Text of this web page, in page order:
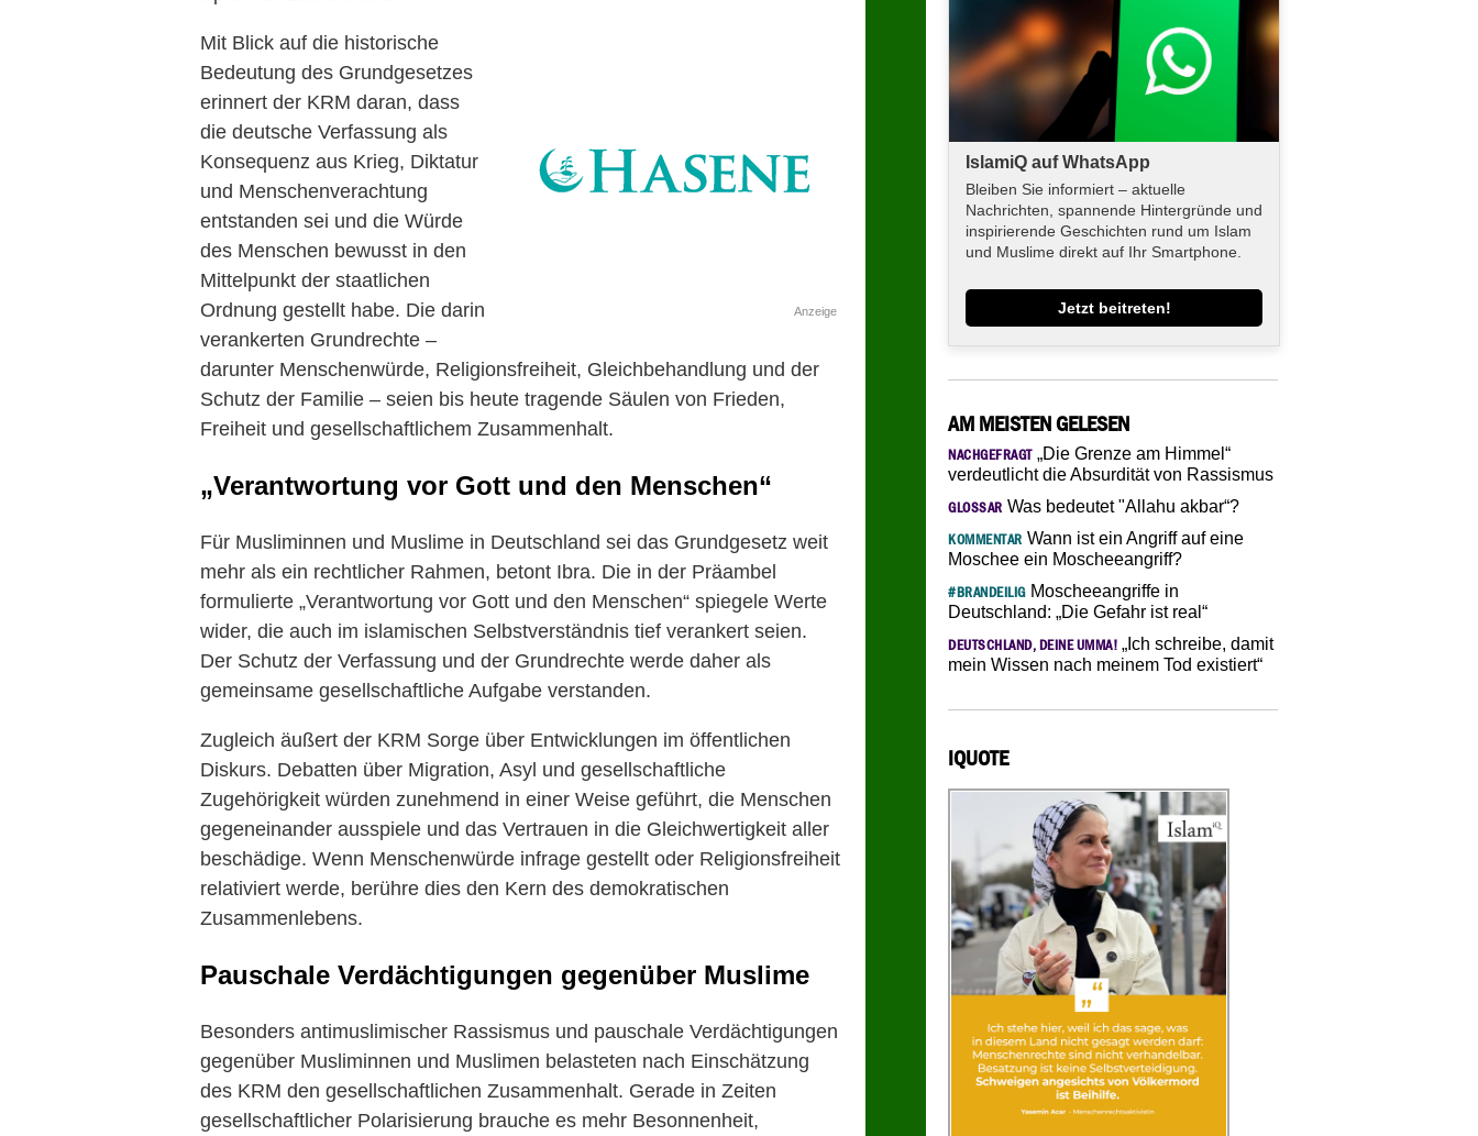
Anzeige
Mit Blick auf die historische
Bedeutung des Grundgesetzes
erinnert der KRM daran, dass
die deutsche Verfassung als
Konsequenz aus Krieg, Diktatur
und Menschenverachtung
entstanden sei und die Würde
des Menschen bewusst in den
Mittelpunkt der staatlichen
Ordnung gestellt habe. Die darin
verankerten Grundrechte –
darunter Menschenwürde, Religionsfreiheit, Gleichbehandlung und der
Schutz der Familie – seien bis heute tragende Säulen von Frieden,
Freiheit und gesellschaftlichem Zusammenhalt.
„Verantwortung vor Gott und den Menschen“
Für Musliminnen und Muslime in Deutschland sei das Grundgesetz weit
mehr als ein rechtlicher Rahmen, betont Ibra. Die in der Präambel
formulierte „Verantwortung vor Gott und den Menschen“ spiegele Werte
wider, die auch im islamischen Selbstverständnis tief verankert seien.
Der Schutz der Verfassung und der Grundrechte werde daher als
gemeinsame gesellschaftliche Aufgabe verstanden.
Zugleich äußert der KRM Sorge über Entwicklungen im öffentlichen
Diskurs. Debatten über Migration, Asyl und gesellschaftliche
Zugehörigkeit würden zunehmend in einer Weise geführt, die Menschen
gegeneinander ausspiele und das Vertrauen in die Gleichwertigkeit aller
beschädige. Wenn Menschenwürde infrage gestellt oder Religionsfreiheit
relativiert werde, berühre dies den Kern des demokratischen
Zusammenlebens.
Pauschale Verdächtigungen gegenüber Muslime
Besonders antimuslimischer Rassismus und pauschale Verdächtigungen
gegenüber Musliminnen und Muslimen belasteten nach Einschätzung
des KRM den gesellschaftlichen Zusammenhalt. Gerade in Zeiten
gesellschaftlicher Polarisierung brauche es mehr Besonnenheit,
IslamiQ auf WhatsApp
Bleiben Sie informiert – aktuelle
Nachrichten, spannende Hintergründe und
inspirierende Geschichten rund um Islam
und Muslime direkt auf Ihr Smartphone.
Jetzt beitreten!
AM MEISTEN GELESEN
NACHGEFRAGT„Die Grenze am Himmel“
verdeutlicht die Absurdität von Rassismus
GLOSSAR Was bedeutet "Allahu akbar“?
KOMMENTAR Wann ist ein Angriff auf eine
Moschee ein Moscheeangriff?
#BRANDEILIGMoscheeangriffe in
Deutschland: „Die Gefahr ist real“
DEUTSCHLAND, DEINE UMMA! „Ich schreibe, damit
mein Wissen nach meinem Tod existiert“
IQUOTE